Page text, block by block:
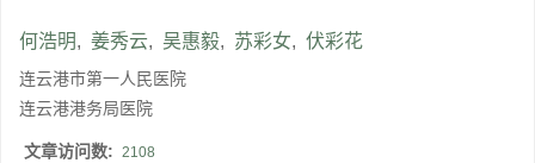
何浩明, 姜秀云, 吴惠毅, 苏彩女, 伏彩花
连云港市第一人民医院
连云港港务局医院
文章访问数: 2108